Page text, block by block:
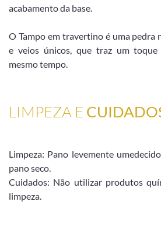
acabamento da base.
O Tampo em travertino é uma pedra
e veios únicos, que traz um
mesmo tempo.
LIMPEZA E
Limpeza: Pano levemente
pano seco.
Cuidados: Não utilizar produtos
limpeza.